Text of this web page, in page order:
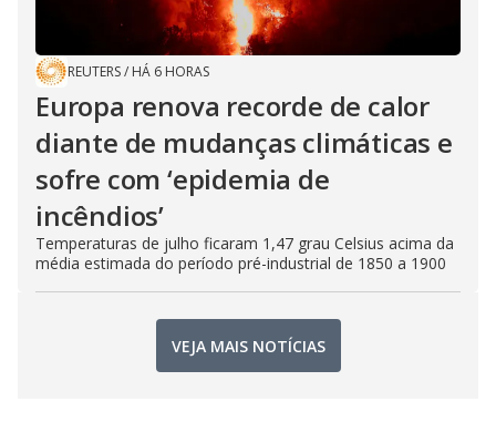
REUTERS/ HÁ 6 HORAS
Europa renova recorde de calor
diante de mudanças climáticas e
sofre com ‘epidemia de
incêndios’
Temperaturas de julho ficaram 1,47 grau Celsius acima da
média estimada do período pré-industrial de 1850 a 1900
VEJA MAIS NOTÍCIAS